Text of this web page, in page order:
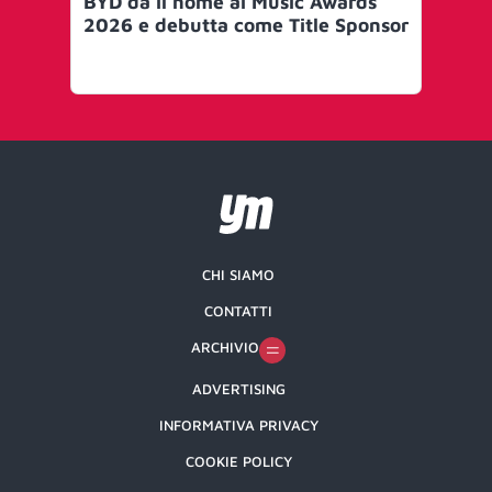
2026 e debutta come Title Sponsor
CHI SIAMO
CONTATTI
ARCHIVIO
ADVERTISING
INFORMATIVA PRIVACY
COOKIE POLICY